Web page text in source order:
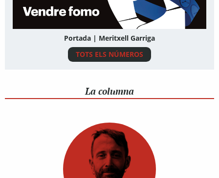
Portada | Meritxell Garriga
TOTS ELS NÚMEROS
La columna